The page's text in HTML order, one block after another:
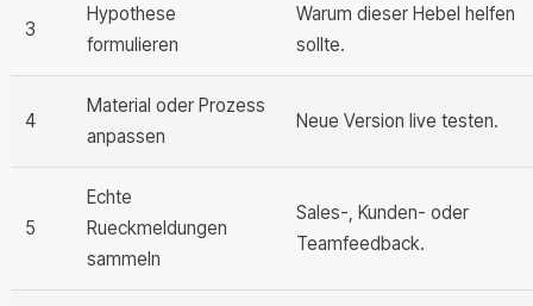
3
Hypothese
formulieren
Warum dieser Hebel helfen
sollte.
4
Material oder Prozess
anpassen
Neue Version live testen.
5
Echte
Rueckmeldungen
sammeln
Sales-, Kunden- oder
Teamfeedback.